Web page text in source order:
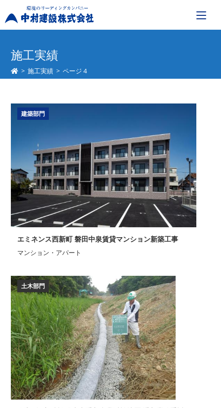
施工実績
> 施工実績 > ページ 4
建築部門
エミネンス西新町 磐田中泉賃貸マンション新築工事
マンション・アパート
土木部門